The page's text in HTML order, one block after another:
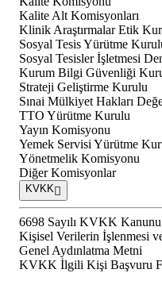
Kalite Alt Komisyonları
Klinik Araştırmalar Etik
Sosyal Tesis Yürütme
Sosyal Tesisler İşletmesi
Kurum Bilgi Güvenliği
Strateji Geliştirme Kurulu
Sınai Mülkiyet Hakları
TTO Yürütme Kurulu
Yayın Komisyonu
Yemek Servisi Yürütme
Yönetmelik Komisyonu
Diğer Komisyonlar
KVKK
6698 Sayılı KVKK Kanunu
Kişisel Verilerin İşlenmesi
Genel Aydınlatma Metni
KVKK İlgili Kişi Başvuru